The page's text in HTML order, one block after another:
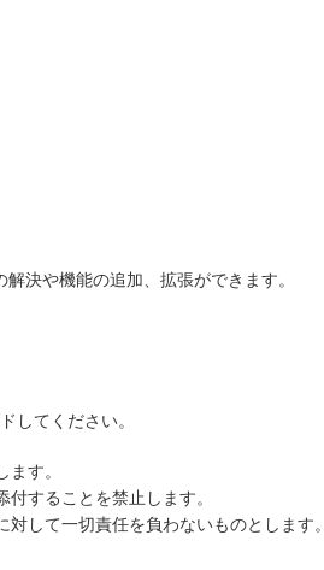
決や機能の追加、拡張ができます。
してください。
す。
することを禁止します。
して一切責任を負わないものとします。